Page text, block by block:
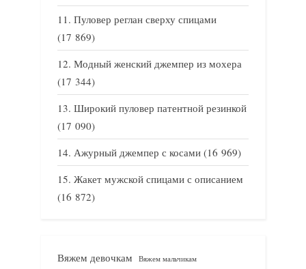
Пуловер реглан сверху спицами
(17 869)
Модный женский джемпер из мохера
(17 344)
Широкий пуловер патентной резинкой
(17 090)
Ажурный джемпер с косами (16 969)
Жакет мужской спицами с описанием
(16 872)
Вяжем девочкам Вяжем мальчикам